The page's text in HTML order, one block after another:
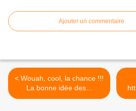
Ajouter un commentaire
< Wouah, cool, la chance !!!
La bonne idée des...